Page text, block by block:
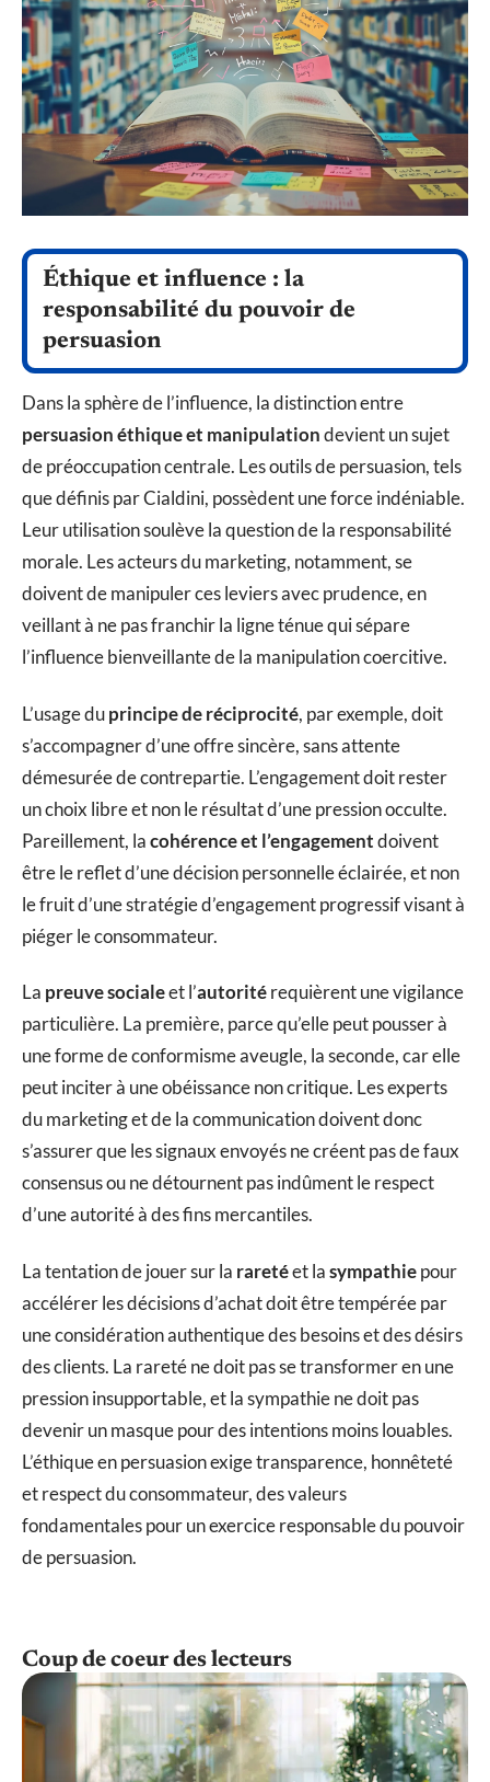
Éthique et influence : la
responsabilité du pouvoir de
persuasion
Dans la sphère de l’influence, la distinction entre
persuasion éthique et manipulationdevient un sujet
de préoccupation centrale. Les outils de persuasion, tels
que définis par Cialdini, possèdent une force indéniable.
Leur utilisation soulève la question de la responsabilité
morale. Les acteurs du marketing, notamment, se
doivent de manipuler ces leviers avec prudence, en
veillant à ne pas franchir la ligne ténue qui sépare
l’influence bienveillante de la manipulation coercitive.
L’usage duprincipe de réciprocité, par exemple, doit
s’accompagner d’une offre sincère, sans attente
démesurée de contrepartie. L’engagement doit rester
un choix libre et non le résultat d’une pression occulte.
Pareillement, lacohérence et l’engagementdoivent
être le reflet d’une décision personnelle éclairée, et non
le fruit d’une stratégie d’engagement progressif visant à
piéger le consommateur.
La preuve socialeet l’autoritérequièrent une vigilance
particulière. La première, parce qu’elle peut pousser à
une forme de conformisme aveugle, la seconde, car elle
peut inciter à une obéissance non critique. Les experts
du marketing et de la communication doivent donc
s’assurer que les signaux envoyés ne créent pas de faux
consensus ou ne détournent pas indûment le respect
d’une autorité à des fins mercantiles.
La tentation de jouer sur la raretéet lasympathiepour
accélérer les décisions d’achat doit être tempérée par
une considération authentique des besoins et des désirs
des clients. La rareté ne doit pas se transformer en une
pression insupportable, et la sympathie ne doit pas
devenir un masque pour des intentions moins louables.
L’éthique en persuasion exige transparence, honnêteté
et respect du consommateur, des valeurs
fondamentales pour un exercice responsable du pouvoir
de persuasion.
Coup de coeur des lecteurs